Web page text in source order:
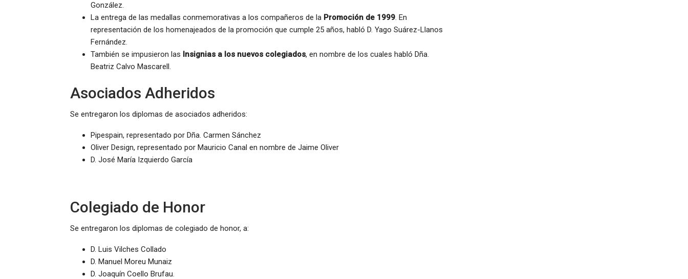
González.
La entrega de las medallas conmemorativas a los compañeros de la Promoción de 1999. En
representación de los homenajeados de la promoción que cumple 25 años, habló D. Yago Suárez-Llanos
Fernández.
También se impusieron las Insignias a los nuevos colegiados, en nombre de los cuales habló Dña.
Beatriz Calvo Mascarell.
Asociados Adheridos
Se entregaron los diplomas de asociados adheridos:
Pipespain, representado por Dña. Carmen Sánchez
Oliver Design, representado por Mauricio Canal en nombre de Jaime Oliver
D. José María Izquierdo García
Colegiado de Honor
Se entregaron los diplomas de colegiado de honor, a:
D. Luis Vilches Collado
D. Manuel Moreu Munaiz
D. Joaquín Coello Brufau.